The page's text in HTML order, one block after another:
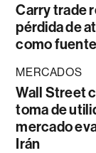
Carry trade
pérdida de
como
MERCADOS
Wall Street
toma de
mercado
Irán